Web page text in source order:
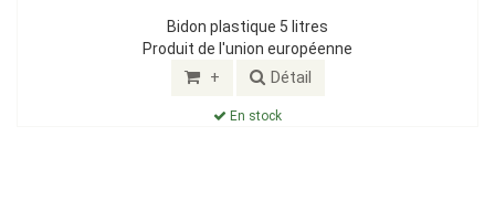
Bidon plastique 5 litres
Produit de l'union européenne
+ Détail
En stock